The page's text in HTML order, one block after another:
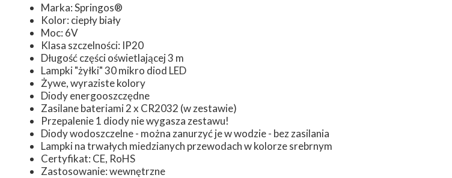
Marka:Springos®
Kolor: ciepły biały
Moc: 6V
Klasa szczelności: IP20
Długość części oświetlającej 3 m
Lampki "żyłki" 30 mikro diod LED
Żywe, wyraziste kolory
Diody energooszczędne
Zasilane bateriami 2 x CR2032 (w zestawie)
Przepalenie 1 diody nie wygasza zestawu!
Diody wodoszczelne - można zanurzyć je w wodzie - bez zasilania
Lampki na trwałych miedzianych przewodach w kolorze srebrnym
Certyfikat: CE, RoHS
Zastosowanie: wewnętrzne